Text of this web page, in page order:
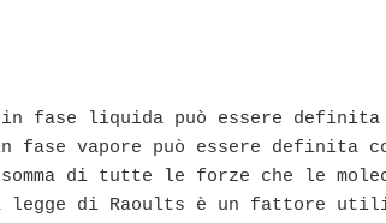
in fase liquida può essere
fase vapore può essere
di tutte le forze che le
di Raoults è un fattore